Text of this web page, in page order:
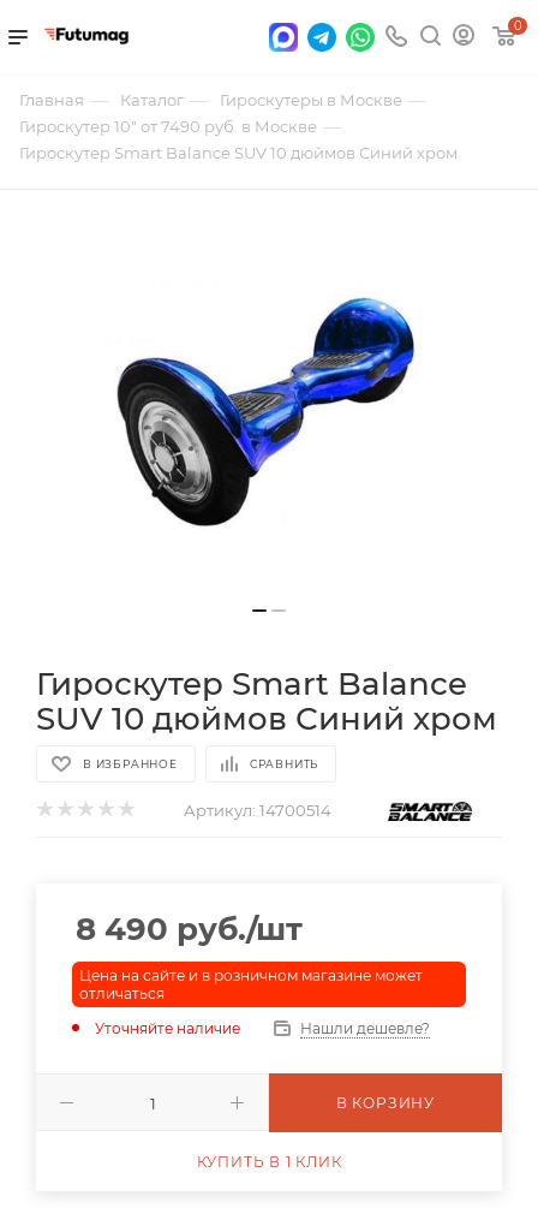
0
Главная — Каталог — Гироскутеры в Москве —
Гироскутер 10" от 7490 руб. в Москве —
Гироскутер Smart Balance SUV 10 дюймов Синий хром
Гироскутер Smart Balance
SUV 10 дюймов Синий хром
В ИЗБРАННОЕ СРАВНИТЬ
Артикул: 14700514
8 490 руб./шт
Цена на сайте и в розничном магазине может
отличаться
Уточняйте наличие
Нашли дешевле?
В КОРЗИНУ
КУПИТЬ В 1 КЛИК